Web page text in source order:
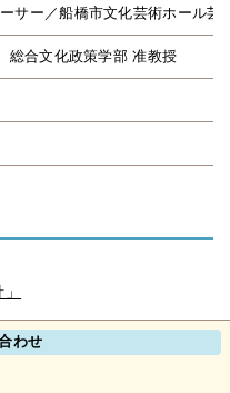
サー／船橋市文化芸術ホール芸
総合文化政策学部 准教授
わせ